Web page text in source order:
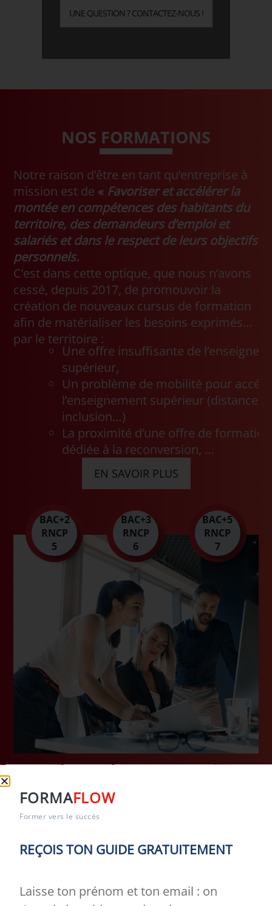
UNE QUESTION ? CONTACTEZ-NOUS !
BAC+2
RNCP
5
BAC+3
RNCP
6
BAC+5
RNCP
7
NOS FORMATIONS
Notre raison d’être en tant qu’entreprise à
mission est de « Favoriser et accélérer la
montée en compétences des habitants du
territoire, des demandeurs d’emploi et
salariés et dans le respect de leurs objectifs
personnels.
C’est dans cette optique, que nous n’avons
cessé, depuis 2017, de promouvoir la
création de nouveaux cursus de formation
afin de matérialiser les besoins exprimés
par le territoire :
Une offre insuffisante de
supérieur,
Un problème de mobilité pour
l’enseignement supérieur (distance,
inclusion…)
La proximité d’une offre de formation
dédiée à la reconversion, …
EN SAVOIR PLUS
ACTUALITÉS
2026
FORMAFLOW
Former vers le succès
REÇOIS TON GUIDE GRATUITEMENT
Laisse ton prénom et ton email : on